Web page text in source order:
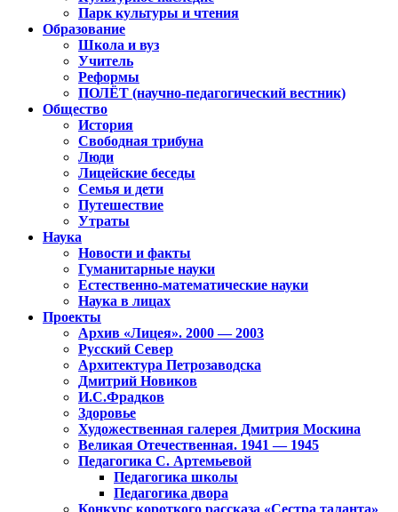
Парк культуры и чтения
Образование
Школа и вуз
Учитель
Реформы
ПОЛЁТ (научно-педагогический вестник)
Общество
История
Свободная трибуна
Люди
Лицейские беседы
Семья и дети
Путешествие
Утраты
Наука
Новости и факты
Гуманитарные науки
Естественно-математические науки
Наука в лицах
Проекты
Архив «Лицея». 2000 — 2003
Русский Север
Архитектура Петрозаводска
Дмитрий Новиков
И.С.Фрадков
Здоровье
Художественная галерея Дмитрия Москина
Великая Отечественная. 1941 — 1945
Педагогика С. Артемьевой
Педагогика школы
Педагогика двора